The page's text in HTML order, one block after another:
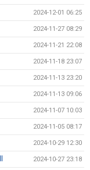
2024-12-01 06:25
2024-11-27 08:29
2024-11-21 22:08
2024-11-18 23:07
2024-11-13 23:20
2024-11-13 09:06
2024-11-07 10:03
2024-11-05 08:17
2024-10-29 12:30
2024-10-27 23:18